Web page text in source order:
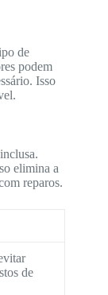
de
podem
Isso
elimina a
reparos.
de